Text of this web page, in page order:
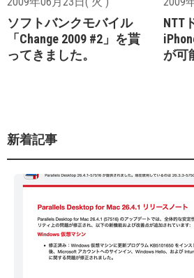
ソフトバンクモバイル
「Change 2009 #2」を貰
ってきました。
NTT
が可
新着記事